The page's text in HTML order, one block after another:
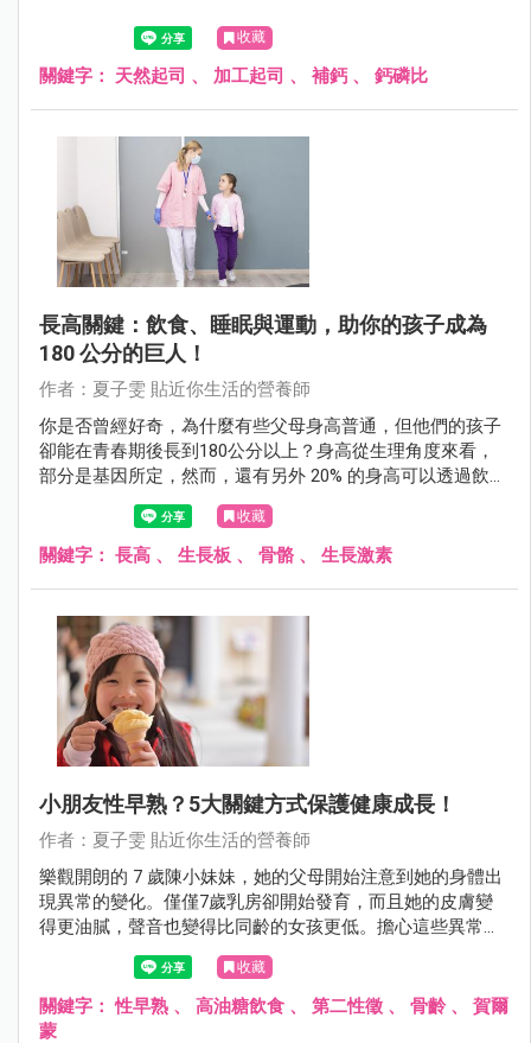
收藏
關鍵字： 天然起司 、 加工起司 、 補鈣 、 鈣磷比
長高關鍵：飲食、睡眠與運動，助你的孩子成為
180 公分的巨人！
作者：夏子雯 貼近你生活的營養師
你是否曾經好奇，為什麼有些父母身高普通，但他們的孩子
卻能在青春期後長到180公分以上？身高從生理角度來看，
部分是基因所定，然而，還有另外 20% 的身高可以透過飲
食、睡眠、運動等方式進行調整。這就解釋了為什麼有些孩
子在看似普通的父母中間，卻能脫穎而出，成為高大的巨
人。因此，吃對食物、提供充足的營養，以及避免生長板過
收藏
關鍵字： 長高 、 生長板 、 骨骼 、 生長激素
小朋友性早熟？5大關鍵方式保護健康成長！
作者：夏子雯 貼近你生活的營養師
樂觀開朗的 7 歲陳小妹妹，她的父母開始注意到她的身體出
現異常的變化。僅僅7歲乳房卻開始發育，而且她的皮膚變
得更油膩，聲音也變得比同齡的女孩更低。擔心這些異常的
變化，她的父母決定請教醫生的意見。經過一系列的醫學檢
查，醫生確診陳小妹妹正在經歷性早熟。她的性荷爾蒙水平
比同年齡的女孩高，這導致她的身體提早進入青春期，生殖
器官和乳房發育也在加速中。這對於陳小妹妹來說是一個困
收藏
關鍵字：性早熟 、 高油糖飲食 、 第二性徵 、 骨齡、賀爾
蒙